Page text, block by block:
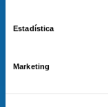
Estadística
Marketing
Você
tem